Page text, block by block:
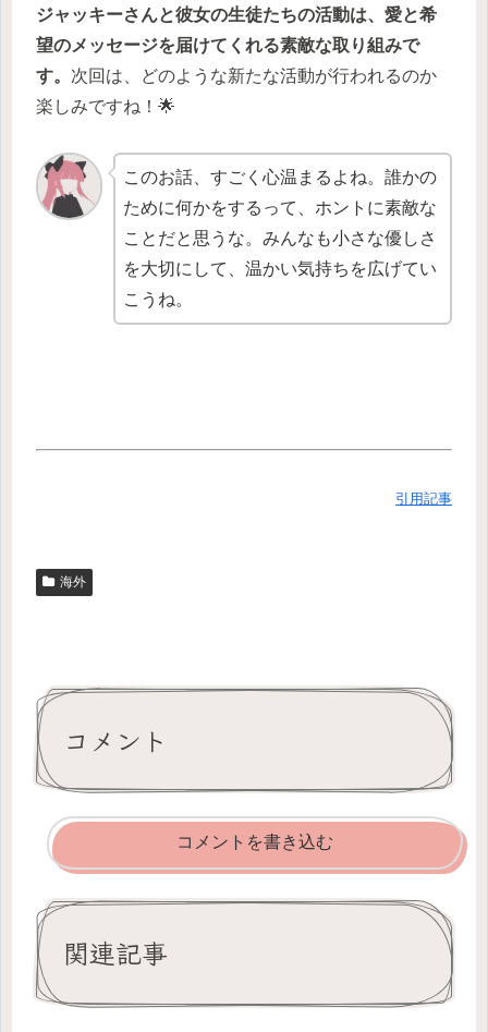
ジャッキーさんと彼女の生徒たちの活動は、愛と希
望のメッセージを届けてくれる素敵な取り組みで
す。 次回は、どのような新たな活動が行われるのか
楽しみですね！🌟
このお話、すごく心温まるよね。誰かの
ために何かをするって、ホントに素敵な
ことだと思うな。みんなも小さな優しさ
を大切にして、温かい気持ちを広げてい
こうね。
引用記事
海外
コメント
コメントを書き込む
関連記事